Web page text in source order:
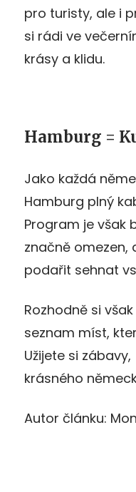
pro turisty, ale i
si rádi ve
krásy a klidu.
Hamburg =
Jako každá
Hamburg plný
Program je však
značně omezen,
podařit sehnat
Rozhodně si
seznam míst,
Užijete si
krásného
Autor článku: